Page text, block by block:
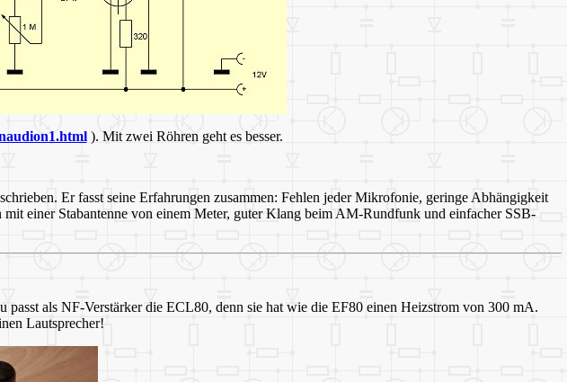
). Mit zwei Röhren geht es besser.
Er fasst seine Erfahrungen zusammen: Fehlen jeder Mikrofonie, geringe Abhängigkeit
einer Stabantenne von einem Meter, guter Klang beim AM-Rundfunk und einfacher SSB-
als NF-Verstärker die ECL80, denn sie hat wie die EF80 einen Heizstrom von 300 mA.
Lautsprecher!